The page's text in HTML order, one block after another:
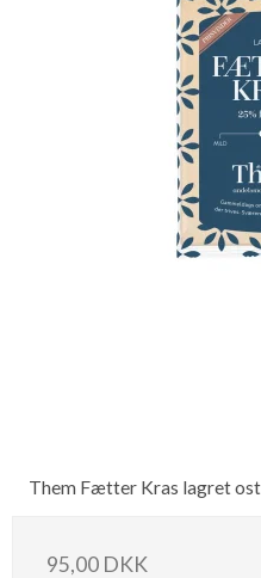
Them Fætter Kras lagret
95,00 DKK